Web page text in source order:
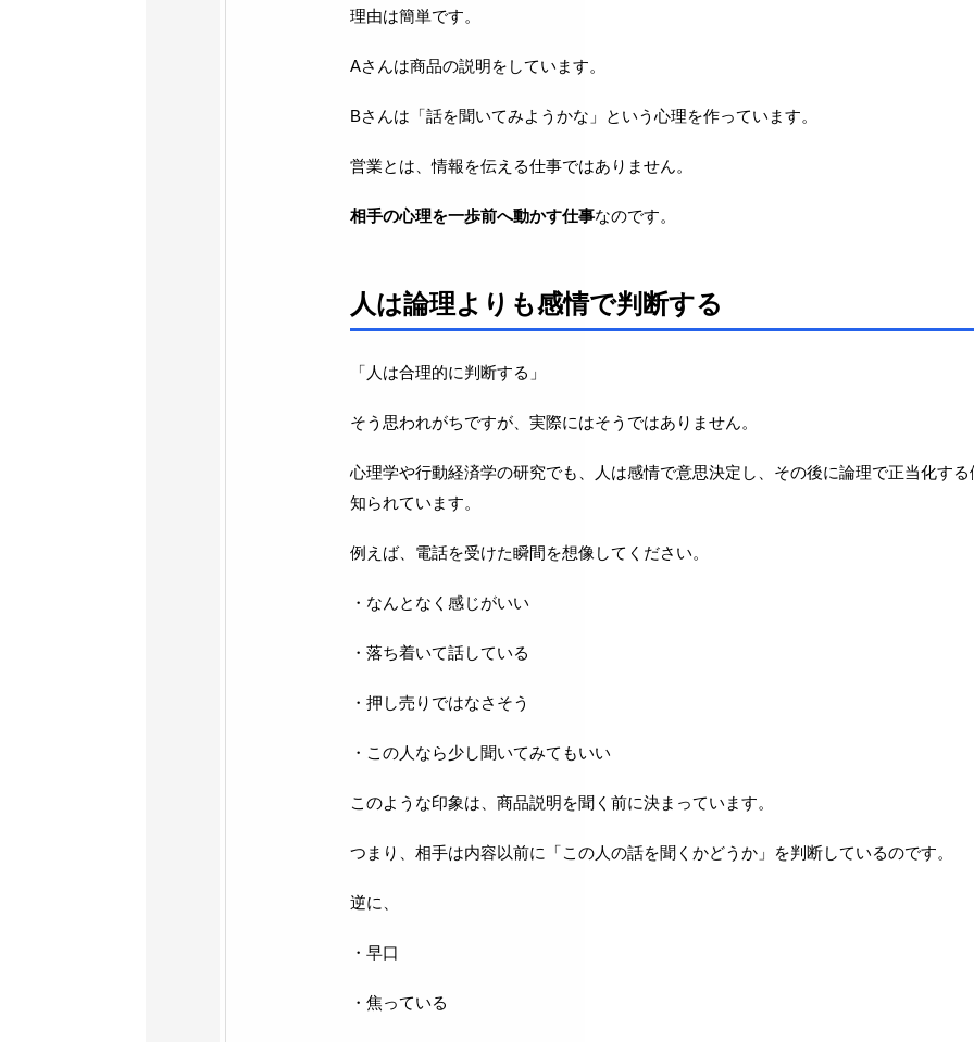
理由は簡単です。
Aさんは商品の説明をしています。
Bさんは「話を聞いてみようかな」という心理を作っています。
営業とは、情報を伝える仕事ではありません。
相手の心理を一歩前へ動かす仕事なのです。
人は論理よりも感情で判断する
「人は合理的に判断する」
そう思われがちですが、実際にはそうではありません。
心理学や行動経済学の研究でも、人は感情で意思決定し、その後に論理で正当化す
知られています。
例えば、電話を受けた瞬間を想像してください。
・なんとなく感じがいい
・落ち着いて話している
・押し売りではなさそう
・この人なら少し聞いてみてもいい
このような印象は、商品説明を聞く前に決まっています。
つまり、相手は内容以前に「この人の話を聞くかどうか」を判断しているのです。
逆に、
・早口
・焦っている